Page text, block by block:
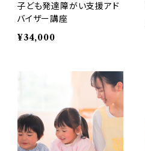
子ども発達障がい支援アド
バイザー講座
¥34,000